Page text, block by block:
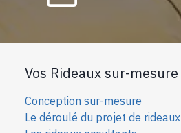
Vos Rideaux sur-mesure
Conception sur-mesure
Le déroulé du projet de rideaux